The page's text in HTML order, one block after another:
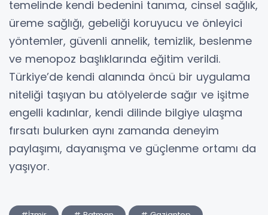
temelinde kendi bedenini tanıma, cinsel sağlık,
üreme sağlığı, gebeliği koruyucu ve önleyici
yöntemler, güvenli annelik, temizlik, beslenme
ve menopoz başlıklarında eğitim verildi.
Türkiye’de kendi alanında öncü bir uygulama
niteliği taşıyan bu atölyelerde sağır ve işitme
engelli kadınlar, kendi dilinde bilgiye ulaşma
fırsatı bulurken aynı zamanda deneyim
paylaşımı, dayanışma ve güçlenme ortamı da
yaşıyor.